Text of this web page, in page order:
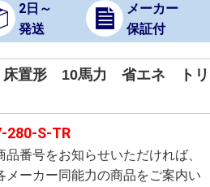
2日～
発送
メーカー
保証付
床置形 10馬力 省エネ トリ
280-S-TR
品番号をお知らせいただければ、
メーカー同能力の商品をご案内い